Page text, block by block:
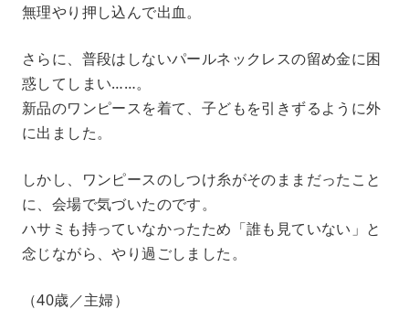
無理やり押し込んで出血。
さらに、普段はしないパールネックレスの留め金に困
惑してしまい……。
新品のワンピースを着て、子どもを引きずるように外
に出ました。
しかし、ワンピースのしつけ糸がそのままだったこと
に、会場で気づいたのです。
ハサミも持っていなかったため「誰も見ていない」と
念じながら、やり過ごしました。
（40歳／主婦）